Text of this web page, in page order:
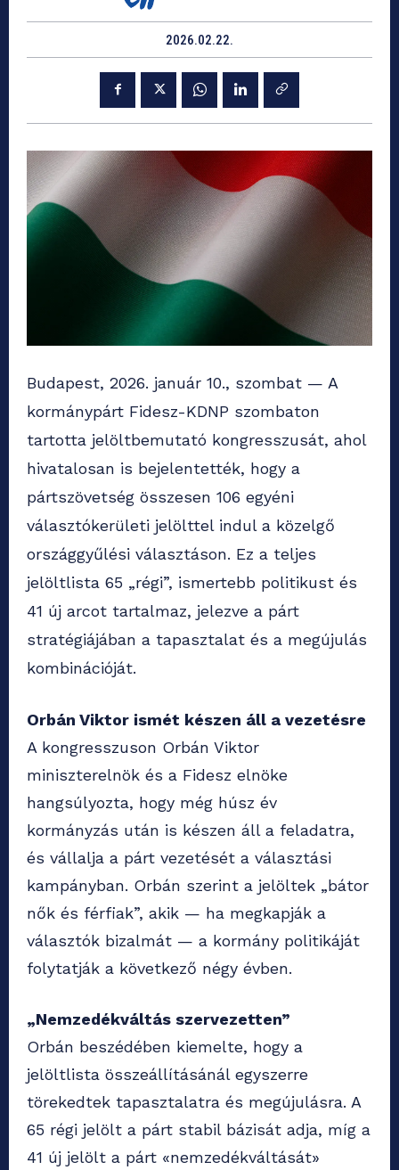
2026.02.22.
Budapest, 2026. január 10., szombat — A
kormánypárt Fidesz-KDNP szombaton
tartotta jelöltbemutató kongresszusát, ahol
hivatalosan is bejelentették, hogy a
pártszövetség összesen 106 egyéni
választókerületi jelölttel indul a közelgő
országgyűlési választáson. Ez a teljes
jelöltlista 65 „régi”, ismertebb politikust és
41 új arcot tartalmaz, jelezve a párt
stratégiájában a tapasztalat és a megújulás
kombinációját.
Orbán Viktor ismét készen áll a vezetésre
A kongresszuson Orbán Viktor
miniszterelnök és a Fidesz elnöke
hangsúlyozta, hogy még húsz év
kormányzás után is készen áll a feladatra,
és vállalja a párt vezetését a választási
kampányban. Orbán szerint a jelöltek „bátor
nők és férfiak”, akik — ha megkapják a
választók bizalmát — a kormány politikáját
folytatják a következő négy évben.
„Nemzedékváltás szervezetten”
Orbán beszédében kiemelte, hogy a
jelöltlista összeállításánál egyszerre
törekedtek tapasztalatra és megújulásra. A
65 régi jelölt a párt stabil bázisát adja, míg a
41 új jelölt a párt «nemzedékváltását»